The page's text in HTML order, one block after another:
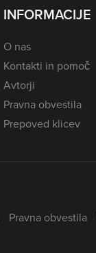
INFORMACIJE
O nas
Kontakti in pomoč
Avtorji
Pravna obvestila
Prepoved klicev
Pravna obvestila